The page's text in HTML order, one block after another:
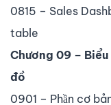
0815 – Sales
table
Chương 09 –
đồ
0901 – Phần cơ